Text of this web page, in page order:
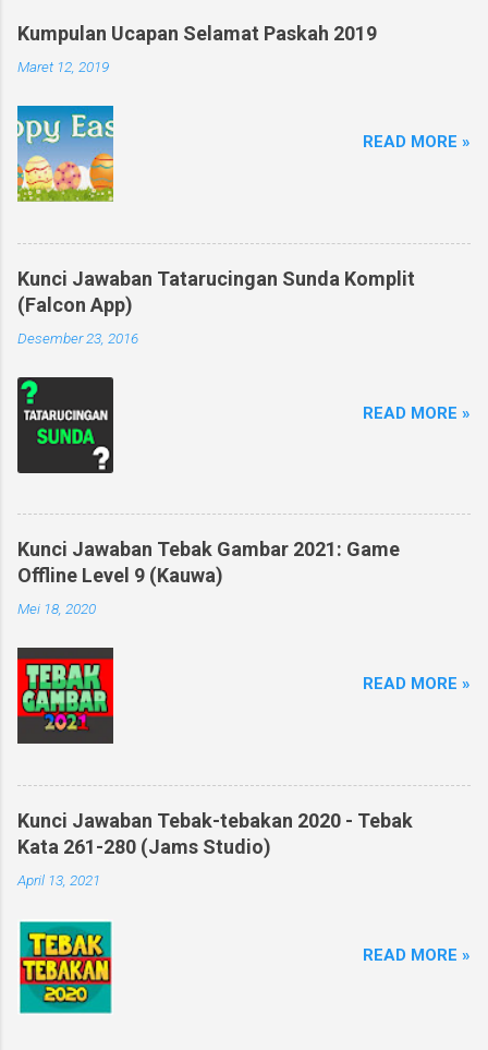
Kumpulan Ucapan Selamat Paskah 2019
Maret 12, 2019
READ MORE »
Kunci Jawaban Tatarucingan Sunda Komplit
(Falcon App)
Desember 23, 2016
READ MORE »
Kunci Jawaban Tebak Gambar 2021: Game
Offline Level 9 (Kauwa)
Mei 18, 2020
READ MORE »
Kunci Jawaban Tebak-tebakan 2020 - Tebak
Kata 261-280 (Jams Studio)
April 13, 2021
READ MORE »